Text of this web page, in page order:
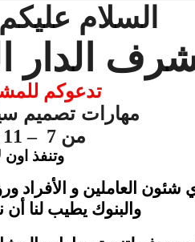
السلام
الدار
تدعوكم
مهارات تصميم
من 7 – 11 مـــــــــارس ( بالقاهرة)
وتنفذ
شئون العاملين و الأفراد
والبنوك يطيب لنا أن